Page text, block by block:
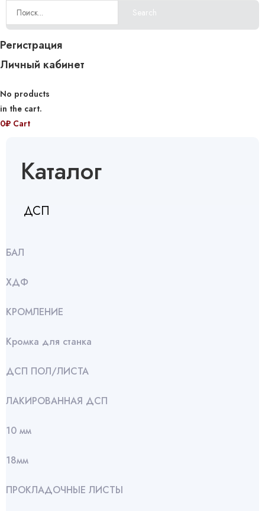
Search
Регистрация
Личный кабинет
No products
in the cart.
0₽ Cart
Каталог
ДСП
БАЛ
ХДФ
КРОМЛЕНИЕ
Кромка для станка
ДСП ПОЛ/ЛИСТА
ЛАКИРОВАННАЯ ДСП
10 мм
18мм
ПРОКЛАДОЧНЫЕ ЛИСТЫ